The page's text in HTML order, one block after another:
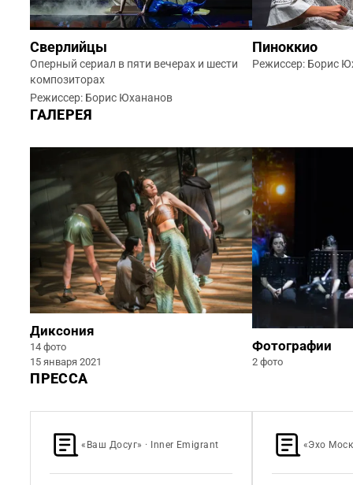
Сверлийцы
Оперный сериал в пяти вечерах и шести
композиторах
Режиссер: Борис Юхананов
Пиноккио
Режиссер: Борис
ГАЛЕРЕЯ
Диксония
14 фото
15 января 2021
Фотографии
2 фото
ПРЕССА
«Ваш Досуг» · Inner Emigrant «Эхо